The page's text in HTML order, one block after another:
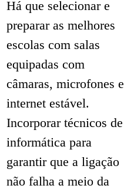
Há que selecionar e
preparar as melhores
escolas com salas
equipadas com
câmaras, microfones e
internet estável.
Incorporar técnicos de
informática para
garantir que a ligação
não falha a meio da